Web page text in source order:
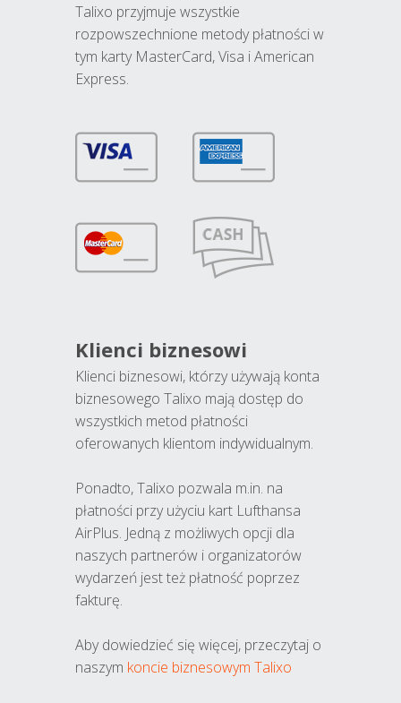
Talixo przyjmuje wszystkie
rozpowszechnione metody płatności w
tym karty MasterCard, Visa i American
Express.
Klienci biznesowi
Klienci biznesowi, którzy używają konta
biznesowego Talixo mają dostęp do
wszystkich metod płatności
oferowanych klientom indywidualnym.
Ponadto, Talixo pozwala m.in. na
płatności przy użyciu kart Lufthansa
AirPlus. Jedną z możliwych opcji dla
naszych partnerów i organizatorów
wydarzeń jest też płatność poprzez
fakturę.
Aby dowiedzieć się więcej, przeczytaj o
naszym koncie biznesowym Talixo